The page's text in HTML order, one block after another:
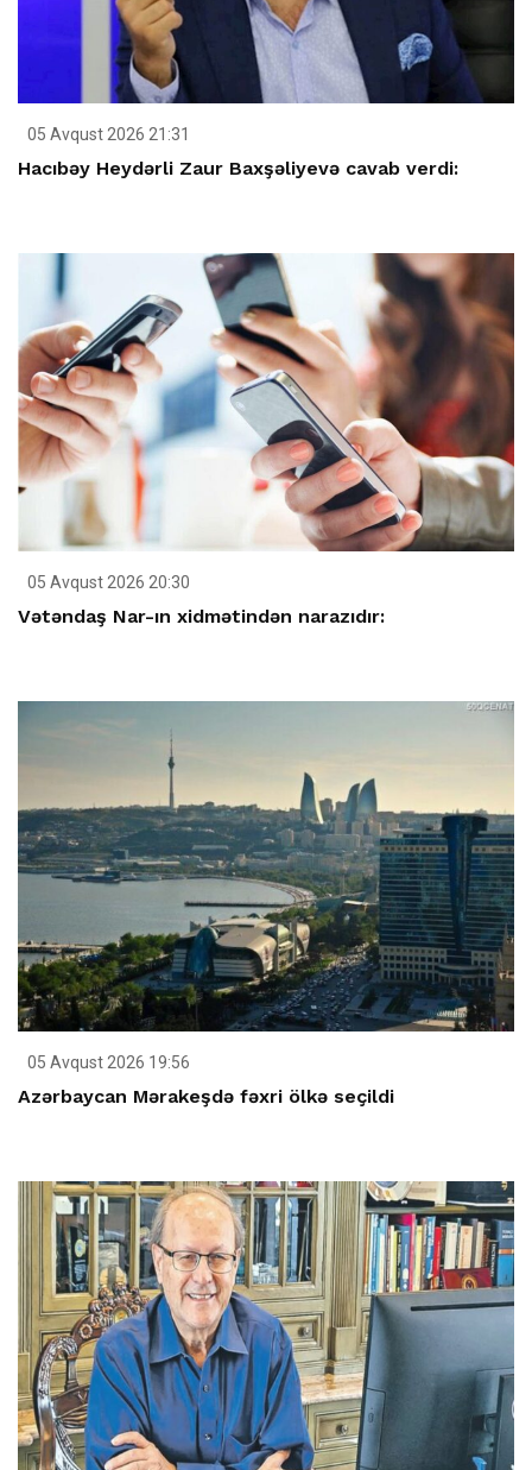
05 Avqust 2026 21:31
Hacıbəy Heydərli Zaur Baxşəliyevə cavab verdi:
05 Avqust 2026 20:30
Vətəndaş Nar-ın xidmətindən narazıdır:
05 Avqust 2026 19:56
Azərbaycan Mərakeşdə fəxri ölkə seçildi